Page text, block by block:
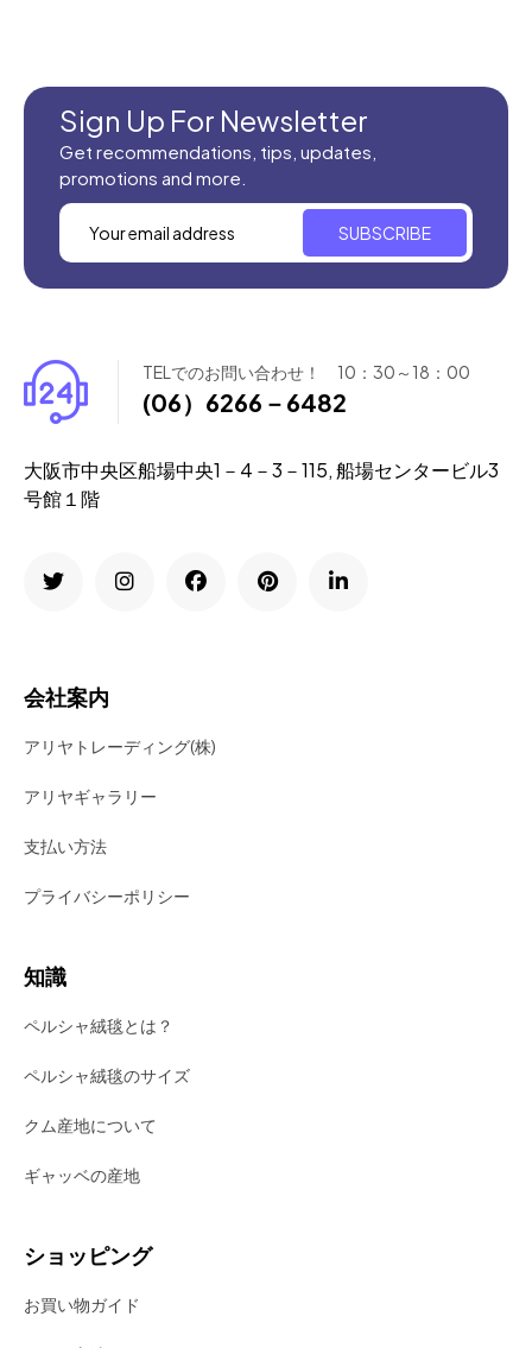
Sign Up For Newsletter
Get recommendations, tips, updates,
promotions and more.
SUBSCRIBE
TELでのお問い合わせ！ 10：30～18：00
(06）6266－6482
大阪市中央区船場中央1－4－3－115, 船場センタービル3
号館１階
会社案内
アリヤトレーディング(株)
アリヤギャラリー
支払い方法
プライバシーポリシー
知識
ペルシャ絨毯とは？
ペルシャ絨毯のサイズ
クム産地について
ギャッベの産地
ショッピング
お買い物ガイド